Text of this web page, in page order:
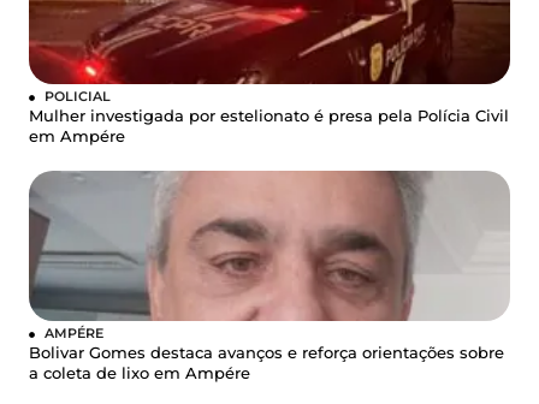
POLICIAL
Mulher investigada por estelionato é presa pela Polícia Civil
em Ampére
AMPÉRE
Bolivar Gomes destaca avanços e reforça orientações sobre
a coleta de lixo em Ampére